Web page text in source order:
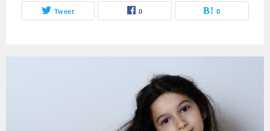
Tweet 0 0